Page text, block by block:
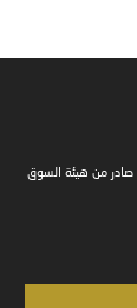
مسجلة في المملكة العربية السعودية – ترخيص رقم (37-14178) صادر من هيئة السوق